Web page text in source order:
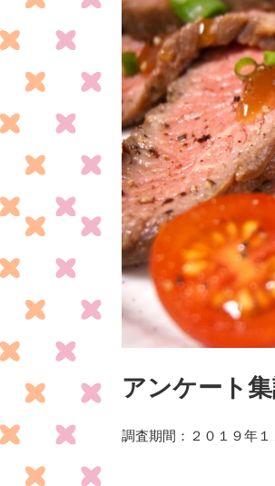
アンケート
調査期間：２０１９年